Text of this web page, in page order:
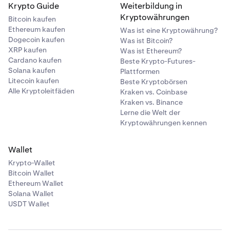
Krypto Guide
Bitcoin kaufen
Ethereum kaufen
Dogecoin kaufen
XRP kaufen
Cardano kaufen
Solana kaufen
Litecoin kaufen
Alle Kryptoleitfäden
Weiterbildung in
Kryptowährungen
Was ist eine Kryptowährung?
Was ist Bitcoin?
Was ist Ethereum?
Beste Krypto-Futures-
Plattformen
Beste Kryptobörsen
Kraken vs. Coinbase
Kraken vs. Binance
Lerne die Welt der
Kryptowährungen kennen
Wallet
Krypto-Wallet
Bitcoin Wallet
Ethereum Wallet
Solana Wallet
USDT Wallet